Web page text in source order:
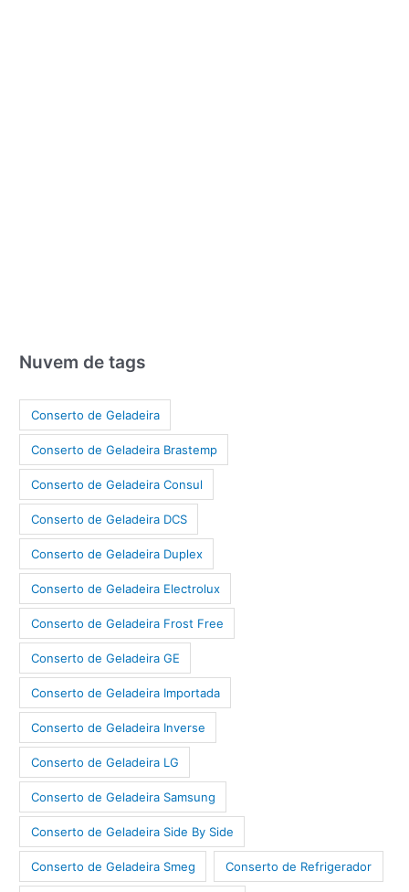
Nuvem de tags
Conserto de Geladeira
Conserto de Geladeira Brastemp
Conserto de Geladeira Consul
Conserto de Geladeira DCS
Conserto de Geladeira Duplex
Conserto de Geladeira Electrolux
Conserto de Geladeira Frost Free
Conserto de Geladeira GE
Conserto de Geladeira Importada
Conserto de Geladeira Inverse
Conserto de Geladeira LG
Conserto de Geladeira Samsung
Conserto de Geladeira Side By Side
Conserto de Geladeira Smeg Conserto de Refrigerador